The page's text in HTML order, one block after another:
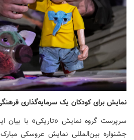
نمایش برای کودکان یک سرمایه‌گذاری
سرپرست گروه نمایش «تاریکی» با بیان
جشنواره بین‌المللی نمایش عروسکی